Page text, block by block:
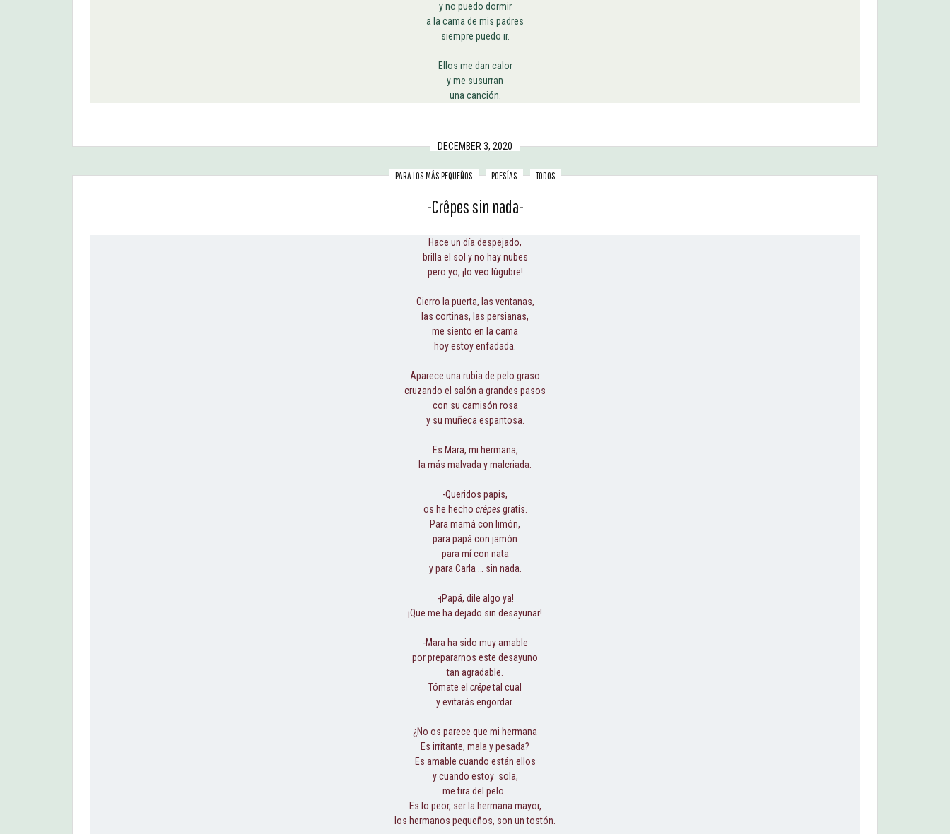
DECEMBER 3, 2020
y no puedo dormir
a la cama de mis padres
siempre puedo ir.
Ellos me dan calor
y me susurran
una canción.
PARA LOS MÁS PEQUEÑOS POESÍAS TODOS
-Crêpes sin nada-
Hace un día despejado,
brilla el sol y no hay nubes
pero yo, ¡lo veo lúgubre!
Cierro la puerta, las ventanas,
las cortinas, las persianas,
me siento en la cama
hoy estoy enfadada.
Aparece una rubia de pelo graso
cruzando el salón a grandes pasos
con su camisón rosa
y su muñeca espantosa.
Es Mara, mi hermana,
la más malvada y malcriada.
-Queridos papis,
os he hecho crêpesgratis.
Para mamá con limón,
para papá con jamón
para mí con nata
y para Carla … sin nada.
-¡Papá, dile algo ya!
¡Que me ha dejado sin desayunar!
-Mara ha sido muy amable
por prepararnos este desayuno
tan agradable.
Tómate el crêpetal cual
y evitarás engordar.
¿No os parece que mi hermana
Es irritante, mala y pesada?
Es amable cuando están ellos
y cuando estoy sola,
me tira del pelo.
Es lo peor, ser la hermana mayor,
los hermanos pequeños, son un tostón.